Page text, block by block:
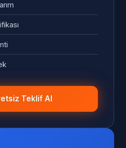
Teklif Al